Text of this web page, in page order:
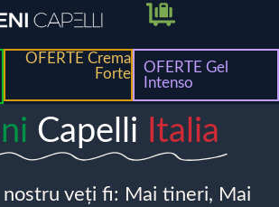
OFERTE Crema
Forte
OFERTE Gel
Intenso
Capelli Italia
nostru veți fi: Mai tineri, Mai